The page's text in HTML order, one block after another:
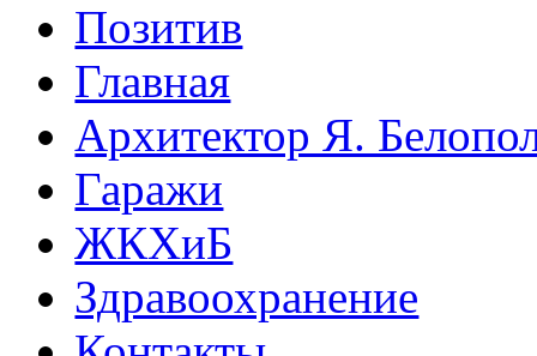
Позитив
Главная
Архитектор Я.
Гаражи
ЖКХиБ
Здравоохранение